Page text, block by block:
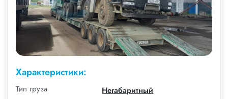
Характеристики:
Тип груза
Негабаритный